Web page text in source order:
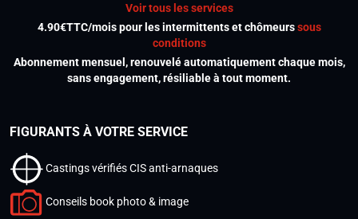
Voir tous les services
4.90€TTC/mois pour les intermittents et chômeurssous
conditions
Abonnement mensuel, renouvelé automatiquement chaque mois,
sans engagement, résiliable à tout moment.
FIGURANTS À VOTRE SERVICE
Castings vérifiés CIS anti-arnaques
Conseils book photo & image